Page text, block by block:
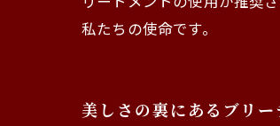
私たちの使命です。
美しさの裏にあるブリ